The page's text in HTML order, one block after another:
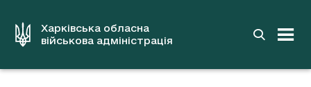
вмістуХарківська обласна
військова адміністрація